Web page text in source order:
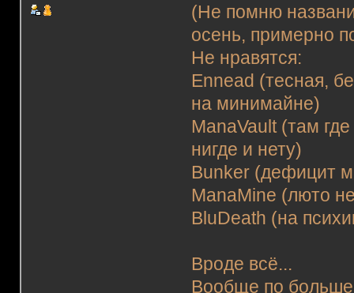
(Не помню
осень, примерно
Не нравятся:
Ennead (тесная,
на минимайне)
ManaVault (там
нигде и нету)
Bunker (дефицит
ManaMine (люто
BluDeath (на
Вроде всё...
Вообще по